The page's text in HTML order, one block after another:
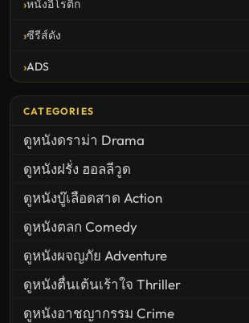
หนังอีโรติก
ซีรีส์ดัง
ADS
CATEGORIES
ดูหนังดราม่า Drama
ดูหนังฝรั่ง ฮอลลีวูด
ดูหนังบู๊เลือดสาด Action
ดูหนังตลก Comedy
ดูหนังผจญภัย Adventure
ดูหนังตื่นเต้นเร้าใจ Thriller
ดูหนังอาชญากรรม Crime